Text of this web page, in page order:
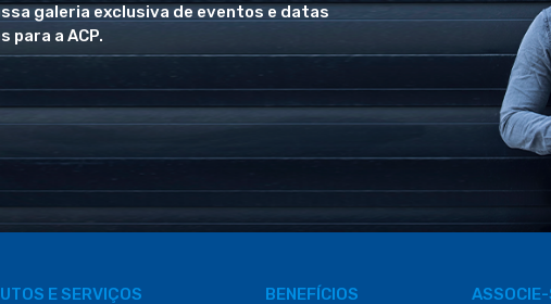
galeria exclusiva de eventos e datas
para a ACP.
E SERVIÇOS BENEFÍCIOS